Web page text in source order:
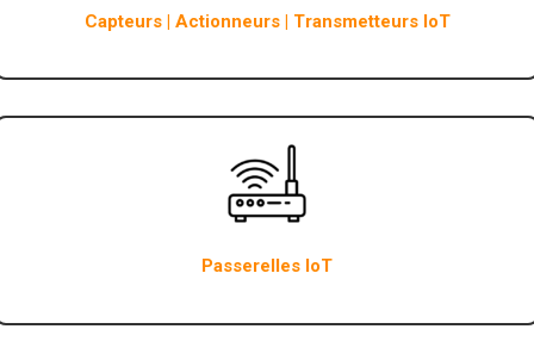
Capteurs | Actionneurs | Transmetteurs IoT
Passerelles IoT